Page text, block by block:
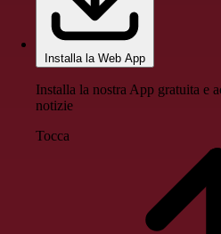
Installa la Web App
Installa la nostra App gratuita e
notizie
Tocca